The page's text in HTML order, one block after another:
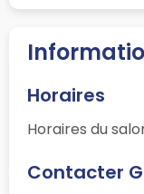
Horaires
Horaires du
Contacter